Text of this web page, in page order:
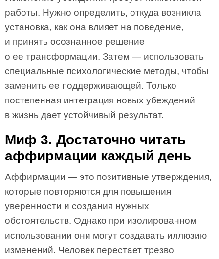
работы. Нужно определить, откуда возникла
установка, как она влияет на поведение,
и принять осознанное решение
о ее трансформации. Затем — использовать
специальные психологические методы, чтобы
заменить ее поддерживающей. Только
постепенная интеграция новых убеждений
в жизнь дает устойчивый результат.
Миф 3. Достаточно читать
аффирмации каждый день
Аффирмации — это позитивные утверждения,
которые повторяются для повышения
уверенности и создания нужных
обстоятельств. Однако при изолированном
использовании они могут создавать иллюзию
изменений. Человек перестает трезво